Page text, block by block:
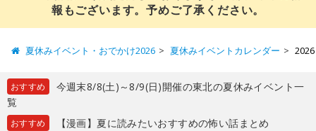
報もございます。予めご了承ください。
夏休みイベント・おでかけ2026 夏休みイベントカレンダー
おすすめ
今週末8/8(土)～8/9(日)開催の東北の夏休みイベント一
覧
おすすめ 【漫画】夏に読みたいおすすめの怖い話まとめ